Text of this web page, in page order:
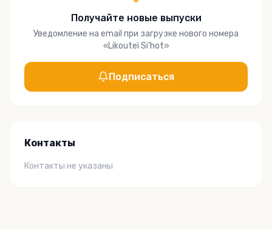
Получайте новые выпуски
Уведомление на email при загрузке нового номера
«Likouteï Si’hot»
Подписаться
Контакты
Контакты не указаны